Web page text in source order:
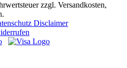
zzgl. Versandkosten,
Disclaimer